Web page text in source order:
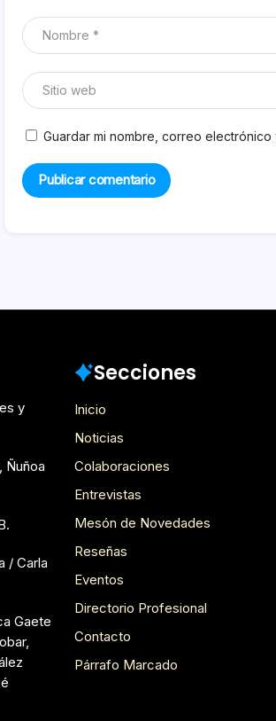
Guardar mi nombre, correo
y
Ñuñoa
/ Carla
Gaete
Secciones
Inicio
Noticias
Colaboraciones
Entrevistas
Mesón de Novedades
Reseñas
Eventos
Directorio Profesional
Contacto
Párrafo Marcado